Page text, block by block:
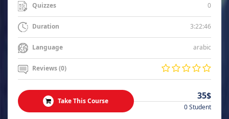
Quizzes 0
Duration 3:22:46
Language arabic
Reviews (0)
Take This Course 35$
0 Student